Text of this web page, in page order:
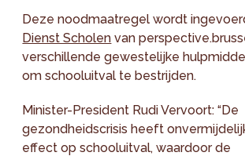
Deze noodmaatregel wordt
Dienst Scholen van
verschillende gewestelijke
om schooluitval te bestrijden.
Minister-President Rudi Vervoort: “De
gezondheidscrisis heeft
effect op schooluitval, waardoor de